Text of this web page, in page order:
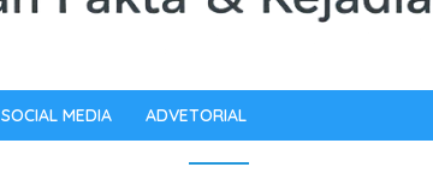
SOCIAL MEDIA ADVETORIAL